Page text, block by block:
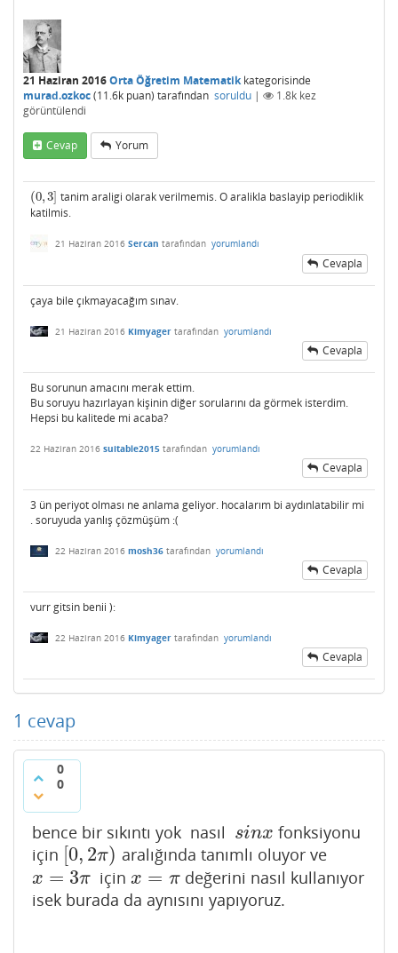
21 Haziran 2016Orta Öğretim Matematikkategorisinde
murad.ozkoc(11.6k puan) tarafından soruldu | 1.8k kez
görüntülendi
Cevap Yorum
(0, 3]
(0,3] tanim araligi olarak verilmemis. O aralikla baslayip periodiklik
katilmis.
21 Haziran 2016 Sercan tarafından yorumlandı
Cevapla
çaya bile çıkmayacağım sınav.
21 Haziran 2016 Kimyager tarafından yorumlandı
Cevapla
Bu sorunun amacını merak ettim.
Bu soruyu hazırlayan kişinin diğer sorularını da görmek isterdim.
Hepsi bu kalitede mi acaba?
22 Haziran 2016 suitable2015 tarafından yorumlandı
Cevapla
3 ün periyot olması ne anlama geliyor. hocalarım bi aydınlatabilir mi
. soruyuda yanlış çözmüşüm :(
22 Haziran 2016 mosh36 tarafından yorumlandı
Cevapla
vurr gitsin benii ):
22 Haziran 2016 Kimyager tarafından yorumlandı
Cevapla
1 cevap
0
0
bence bir sıkıntı yok nasıl sinx
sinx
fonksiyonu
için [0, 2π)
0,2π) aralığında tanımlı oluyor ve
x = 3π
x= 3π içinx = π
x= π
değerini nasıl kullanıyor
isek burada da aynısını yapıyoruz.